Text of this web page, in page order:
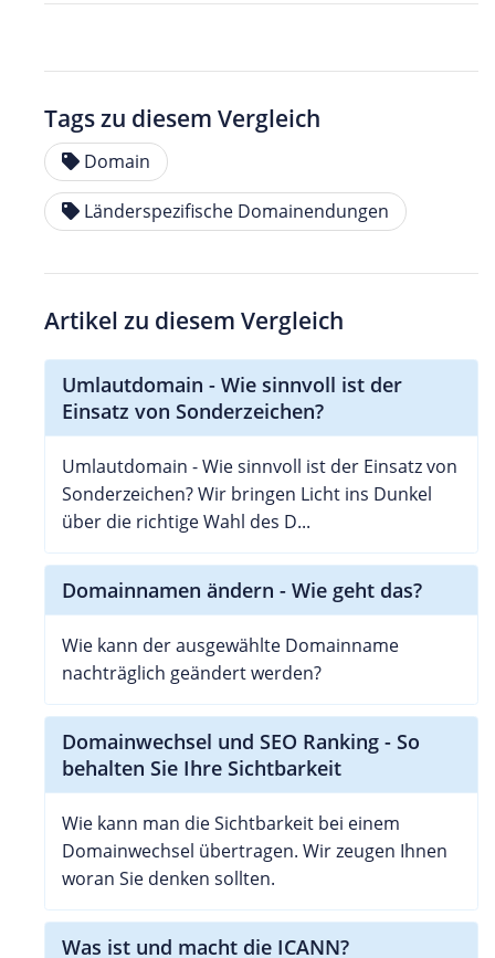
Tags zu diesem Vergleich
Domain
Länderspezifische Domainendungen
Artikel zu diesem Vergleich
Umlautdomain - Wie sinnvoll ist der
Einsatz von Sonderzeichen?
Umlautdomain - Wie sinnvoll ist der Einsatz von
Sonderzeichen? Wir bringen Licht ins Dunkel
über die richtige Wahl des D...
Domainnamen ändern - Wie geht das?
Wie kann der ausgewählte Domainname
nachträglich geändert werden?
Domainwechsel und SEO Ranking - So
behalten Sie Ihre Sichtbarkeit
Wie kann man die Sichtbarkeit bei einem
Domainwechsel übertragen. Wir zeugen Ihnen
woran Sie denken sollten.
Was ist und macht die ICANN?